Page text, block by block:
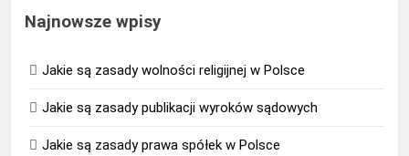
Najnowsze wpisy
Jakie są zasady wolności religijnej w Polsce
Jakie są zasady publikacji wyroków sądowych
Jakie są zasady prawa spółek w Polsce